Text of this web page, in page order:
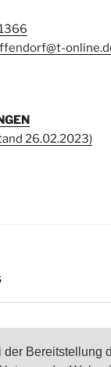
Bereitstellung
26.02.2023)